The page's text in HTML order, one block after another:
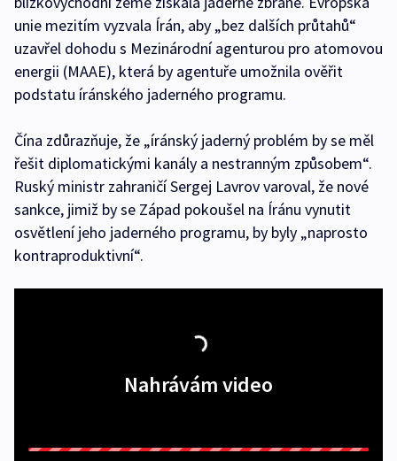
unie mezitím vyzvala Írán, aby „bez dalších průtahů“
uzavřel dohodu s Mezinárodní agenturou pro atomovou
energii (MAAE), která by agentuře umožnila ověřit
podstatu íránského jaderného programu.
Čína zdůrazňuje, že „íránský jaderný problém by se měl
řešit diplomatickými kanály a nestranným způsobem“.
Ruský ministr zahraničí Sergej Lavrov varoval, že nové
sankce, jimiž by se Západ pokoušel na Íránu vynutit
osvětlení jeho jaderného programu, by byly „naprosto
kontraproduktivní“.
Nahrávám video